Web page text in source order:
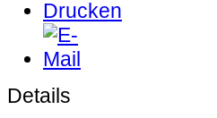
Details